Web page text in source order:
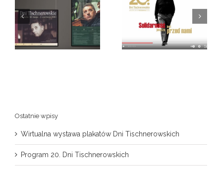
20. jubileuszowe Dni
Tischnerowskie
Wojciech Bonowicz
przybliża myśl
główną 20
jubileuszowych Dni
Tischnerowskich
Ostatnie wpisy
Wirtualna wystawa plakatów Dni Tischnerowskich
Program 20. Dni Tischnerowskich